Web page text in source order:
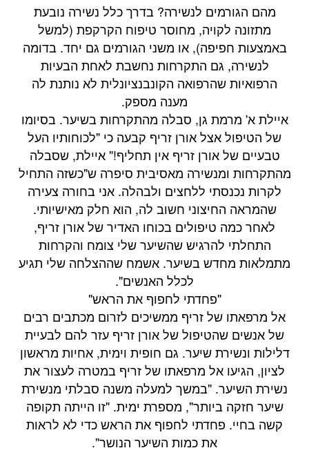
מהם הגורמים לנשירה? בדרך כלל נשירה נובעת
מתזונה לקויה, מחוסר טיפוח הקרקפת (למשל
באמצעות חפיפה), או משני הגורמים גם יחד. בדומה
לנשירה, גם התקרחות נחשבת לאחת הבעיות
הרפואיות שהרפואה הקונבנציונלית לא נותנת לה
מענה מספק.
איילת א' מרמת גן, סבלה מהתקרחות בשיער. בסיומו
של הטיפול אצל אורן זריף קבעה כי "לכוחותיו העל
טבעיים של אורן זריף אין תחליף!" איילת, שסבלה
מהתקרחות ומנשירה מאסיבית סיפרה ש"כשזה התחיל
לקרות נכנסתי ללחצים ולבהלה. אני בחורה צעירה
שהמראה החיצוני חשוב לה, הוא חלק מאישיותי.
לאחר כמה טיפולים בכוחו האדיר של אורן זריף,
התחלתי להרגיש שהשיער שלי צומח והקרחות
מתמלאות מחדש בשיער. אשמח שההצלחה שלי תגיע
לכלל האנשים".
"פחדתי לחפוף את הראש"
אל מרפאתו של זריף ממשיכים לזרום מכתבים רבים
של אנשים שהטיפול של אורן זריף עזר להם לבעיית
דלילות ונשירת שיער. גם חופית וימית, אחיות מראשון
לציון, הגיעו אל מרפאתו של זריף במטרה לעצור את
נשירת השיער. "במשך למעלה משנה סבלתי מנשירת
שיער חזקה ביותר", מספרת ימית. "זו הייתה תקופה
קשה בחיי. פחדתי לחפוף את הראש כדי לא לראות
את כמות השיער הנושר".